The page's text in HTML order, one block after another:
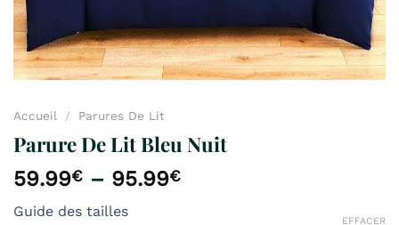
Accueil / Parures De Lit
Parure De Lit Bleu Nuit
59.99€ – 95.99€
Guide des tailles
EFFACER